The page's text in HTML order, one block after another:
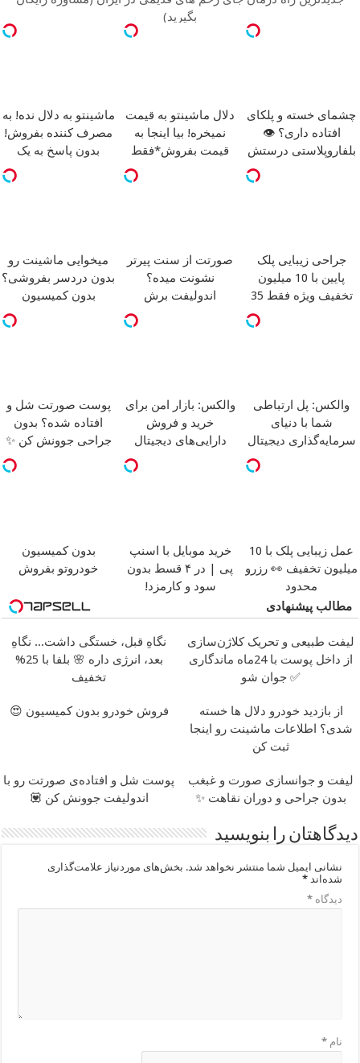
بگیرید)
چشمای خسته و پلکای
افتاده داری؟ 👁
بلفاروپلاستی درستش
دلال ماشینتو به قیمت
نمیخره! بیا اینجا به
قیمت بفروش*فقط
ماشینتو به دلال نده! به
مصرف کننده بفروش!
بدون پاسخ به یک
جراحی زیبایی پلک
پایین با 10 میلیون
تخفیف ویژه فقط 35
صورتت از سنت پیرتر
نشونت میده؟
اندولیفت برش
میخوایی ماشینت رو
بدون دردسر بفروشی؟
بدون کمیسیون
والکس: پل ارتباطی
شما با دنیای
سرمایه‌گذاری دیجیتال
والکس: بازار امن برای
خرید و فروش
دارایی‌های دیجیتال
پوست صورتت شل و
افتاده شده؟ بدون
جراحی جوونش کن ✨
عمل زیبایی پلک با 10
میلیون تخفیف 👀 رزرو
محدود
خرید موبایل با اسنپ
پی | در ۴ قسط بدون
سود و کارمزد!
بدون کمیسیون
خودروتو بفروش
مطالب پیشنهادی
لیفت طبیعی و تحریک کلاژن‌سازی
از داخل پوست با 24ماه ماندگاری
✅ جوان شو
نگاهِ قبل، خستگی داشت... نگاهِ
بعد، انرژی داره 🌸 بلفا با 25%
تخفیف
از بازدید خودرو دلال ها خسته
شدی؟ اطلاعات ماشینت رو اینجا
ثبت کن
فروش خودرو بدون کمیسیون 😍
لیفت و جوانسازی صورت و غبغب
بدون جراحی و دوران نقاهت ✨
پوست شل و افتاده‌ی صورتت رو با
اندولیفت جوونش کن 💟
دیدگاهتان را بنویسید
نشانی ایمیل شما منتشر نخواهد شد. بخش‌های موردنیاز علامت‌گذاری
شده‌اند*
دیدگاه*
نام*